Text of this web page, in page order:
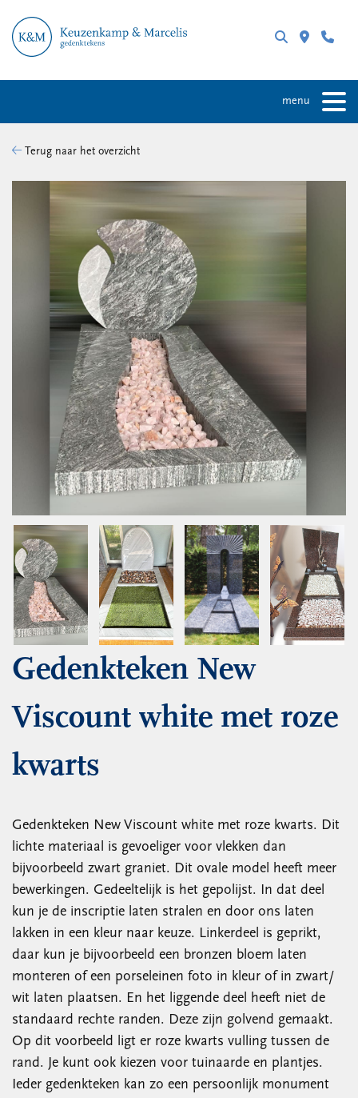
menu
Terug naar het overzicht
Gedenkteken New
Viscount white met roze
kwarts
Gedenkteken New Viscount white met roze kwarts. Dit
lichte materiaal is gevoeliger voor vlekken dan
bijvoorbeeld zwart graniet. Dit ovale model heeft meer
bewerkingen. Gedeeltelijk is het gepolijst. In dat deel
kun je de inscriptie laten stralen en door ons laten
lakken in een kleur naar keuze. Linkerdeel is geprikt,
daar kun je bijvoorbeeld een bronzen bloem laten
monteren of een porseleinen foto in kleur of in zwart/
wit laten plaatsen. En het liggende deel heeft niet de
standaard rechte randen. Deze zijn golvend gemaakt.
Op dit voorbeeld ligt er roze kwarts vulling tussen de
rand. Je kunt ook kiezen voor tuinaarde en plantjes.
Ieder gedenkteken kan zo een persoonlijk monument